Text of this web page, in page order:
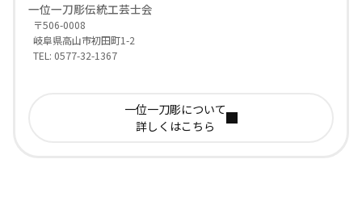
一位一刀彫伝統工芸士会
〒506-0008
岐阜県高山市初田町1-2
TEL: 0577-32-1367
一位一刀彫について
詳しくはこちら